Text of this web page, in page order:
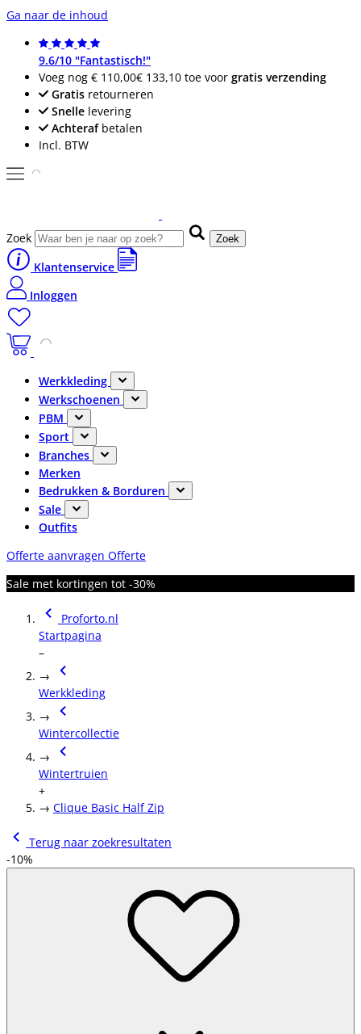
Ga naar de inhoud
9.6/10 "Fantastisch!"
Voeg nog € 110,00€ 133,10 toe voor gratis verzending
Gratis retourneren
Snelle levering
Achterafbetalen
Incl. BTW
Zoek Zoek
Klantenservice
Inloggen
Werkkleding
Werkschoenen
PBM
Sport
Branches
Merken
Bedrukken & Borduren
Sale
Outfits
Offerte aanvragen Offerte
Sale met kortingen tot -30%
Proforto.nl
Startpagina
–
→
Werkkleding
→
Wintercollectie
→
Wintertruien
+
→ Clique Basic Half Zip
Terug naar zoekresultaten
-10%